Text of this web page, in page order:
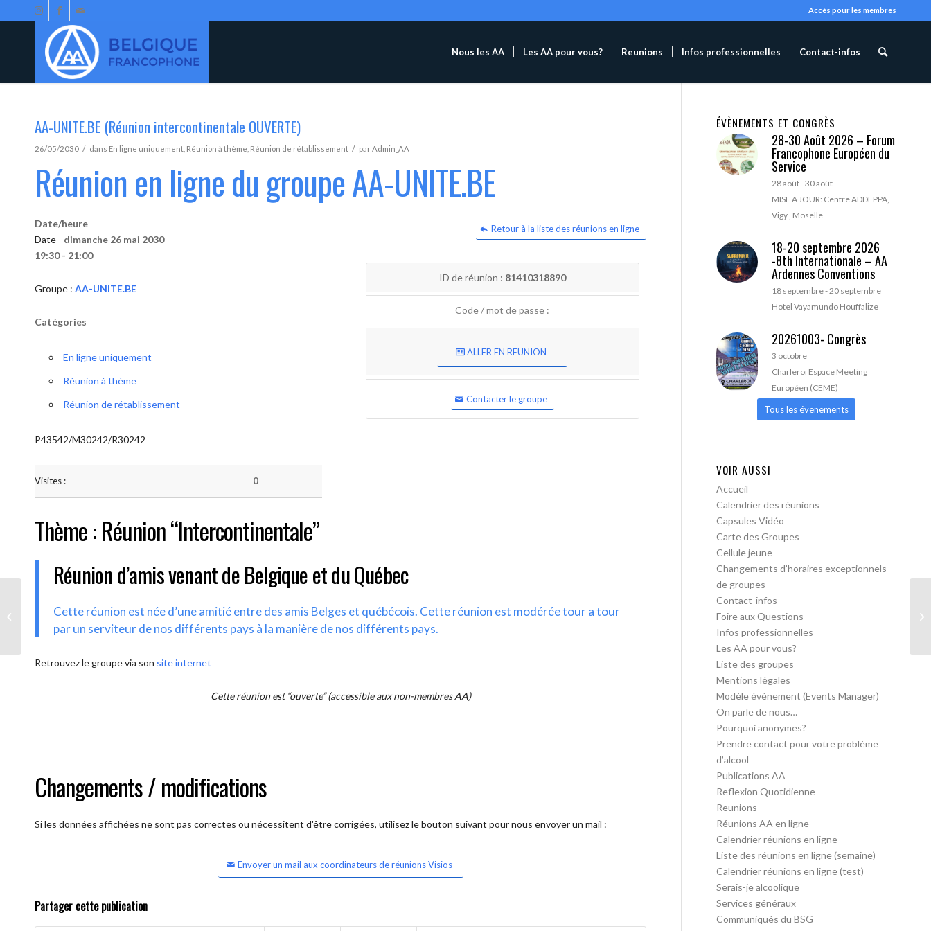
Accès pour les membres
Nous les AA Les AA pour vous? Reunions Infos professionnelles Contact-infos
AA-UNITE.BE (Réunion intercontinentale OUVERTE)
26/05/2030 / dans En ligne uniquement Réunion à thème Réunion de rétablissement / parAdmin_AA
Réunion en ligne du groupe AA-UNITE.BE
Retour à la liste des réunions en ligne
Date/heure
Date - dimanche 26 mai 2030
19:30 - 21:00
Groupe : AA-UNITE.BE
Catégories
En ligne uniquement
Réunion à thème
Réunion de rétablissement
P43542/M30242/R30242
Visites : 0
ID de réunion : 81410318890
Code / mot de passe :
ALLER EN REUNION
Contacter le groupe
Thème : Réunion “Intercontinentale”
Réunion d’amis venant de Belgique et du Québec
Cette réunion est née d’une amitié entre des amis Belges et québécois. Cette réunion est modérée tour a tour
par un serviteur de nos différents pays à la manière de nos différents pays.
Retrouvez le groupe via son site internet
Cette réunion est “ouverte” (accessible aux non-membres AA)
Changements / modifications
Si les données affichées ne sont pas correctes ou nécessitent d'être corrigées, utilisez le bouton suivant pour nous envoyer un mail :
Envoyer un mail aux coordinateurs de réunions Visios
Partager cette publication
ÉVÈNEMENTS ET CONGRÈS
28-30 Août 2026 – Forum
Francophone Européen du
Service
28 août-30 août
MISE A JOUR: Centre ADDEPPA,
Vigy , Moselle
18-20 septembre 2026
-8th Internationale – AA
Ardennes Conventions
18 septembre-20 septembre
Hotel Vayamundo Houffalize
20261003- Congrès
3 octobre
Charleroi Espace Meeting
Européen (CEME)
Tous les évenements
VOIR AUSSI
Accueil
Calendrier des réunions
Capsules Vidéo
Carte des Groupes
Cellule jeune
Changements d’horaires exceptionnels
de groupes
Contact-infos
Foire aux Questions
Infos professionnelles
Les AA pour vous?
Liste des groupes
Mentions légales
Modèle événement (Events Manager)
On parle de nous…
Pourquoi anonymes?
Prendre contact pour votre problème
d’alcool
Publications AA
Reflexion Quotidienne
Reunions
Réunions AA en ligne
Calendrier réunions en ligne
Liste des réunions en ligne (semaine)
Calendrier réunions en ligne (test)
Serais-je alcoolique
Services généraux
Communiqués du BSG
AA-UNITE.BE (Réunion
intercontinentale OUVERTE)